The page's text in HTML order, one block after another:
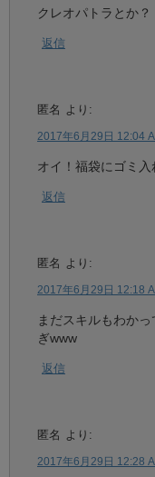
クレオパトラとか？
返信
匿名 より:
2017年6月29日 12:04
オイ！福袋にゴミ入
返信
匿名 より:
2017年6月29日 12:18
まだスキルもわか
ぎwww
返信
匿名 より:
2017年6月29日 12:28